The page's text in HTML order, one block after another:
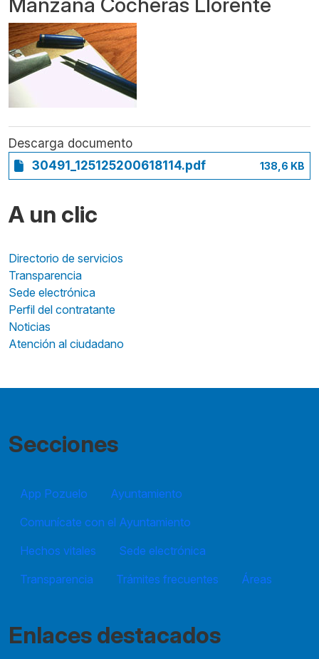
Descarga documento
30491_125125200618114.pdf
138,6 KB
A un clic
Directorio de servicios
Transparencia
Sede electrónica
Perfil del contratante
Noticias
Atención al ciudadano
Secciones
App Pozuelo
Ayuntamiento
Comunícate con el Ayuntamiento
Hechos vitales
Sede electrónica
Transparencia
Trámites frecuentes Áreas
Enlaces destacados